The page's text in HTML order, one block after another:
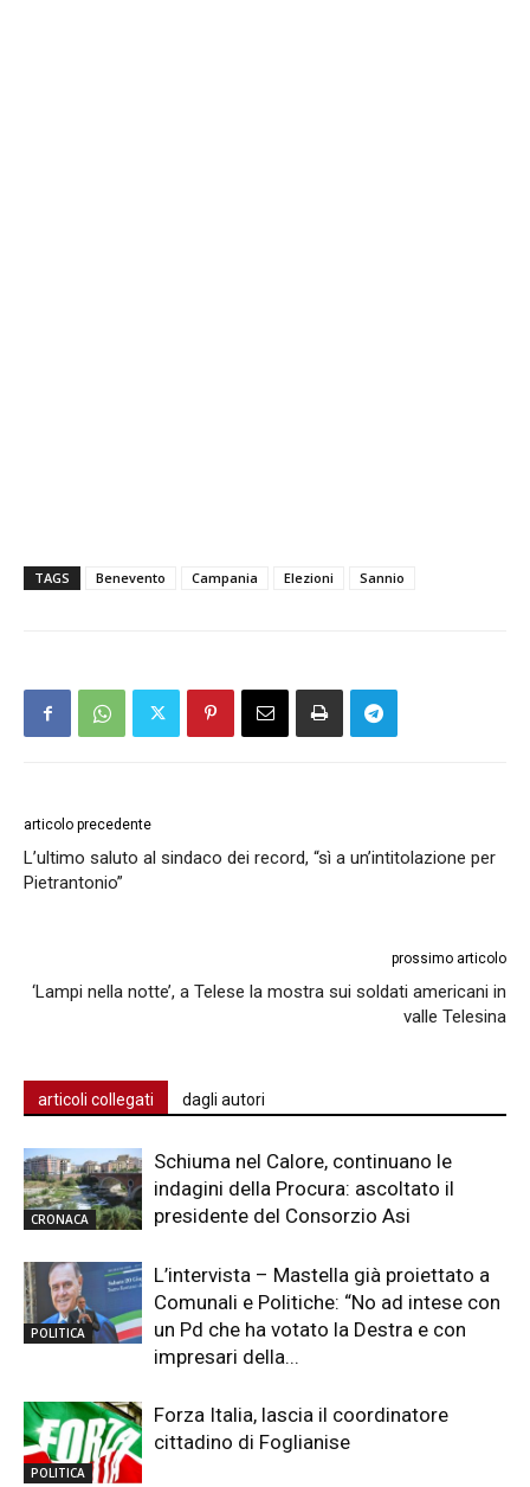
TAGS Benevento Campania Elezioni Sannio
articolo precedente
L’ultimo saluto al sindaco dei record, “sì a un’intitolazione per
Pietrantonio”
prossimo articolo
‘Lampi nella notte’, a Telese la mostra sui soldati americani in
valle Telesina
articoli collegati dagli autori
CRONACA
Schiuma nel Calore, continuano le
indagini della Procura: ascoltato il
presidente del Consorzio Asi
POLITICA
L’intervista – Mastella già proiettato a
Comunali e Politiche: “No ad intese con
un Pd che ha votato la Destra e con
impresari della...
POLITICA
Forza Italia, lascia il coordinatore
cittadino di Foglianise